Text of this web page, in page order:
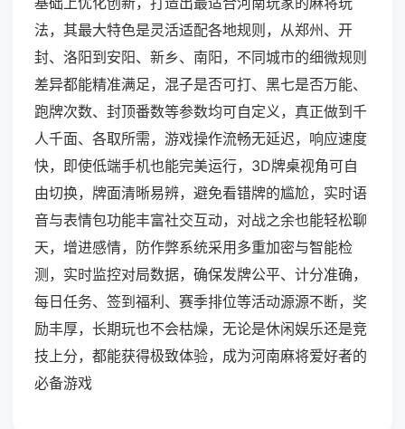
法，其最大特色是灵活适配各地规则，从郑州、开
封、洛阳到安阳、新乡、南阳，不同城市的细微规则
差异都能精准满足，混子是否可打、黑七是否万能、
跑牌次数、封顶番数等参数均可自定义，真正做到千
人千面、各取所需，游戏操作流畅无延迟，响应速度
快，即使低端手机也能完美运行，3D牌桌视角可自
由切换，牌面清晰易辨，避免看错牌的尴尬，实时语
音与表情包功能丰富社交互动，对战之余也能轻松聊
天，增进感情，防作弊系统采用多重加密与智能检
测，实时监控对局数据，确保发牌公平、计分准确，
每日任务、签到福利、赛季排位等活动源源不断，奖
励丰厚，长期玩也不会枯燥，无论是休闲娱乐还是竞
技上分，都能获得极致体验，成为河南麻将爱好者的
必备游戏